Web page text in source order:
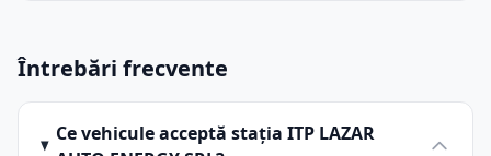
Întrebări frecvente
Ce vehicule acceptă stația ITP LAZAR